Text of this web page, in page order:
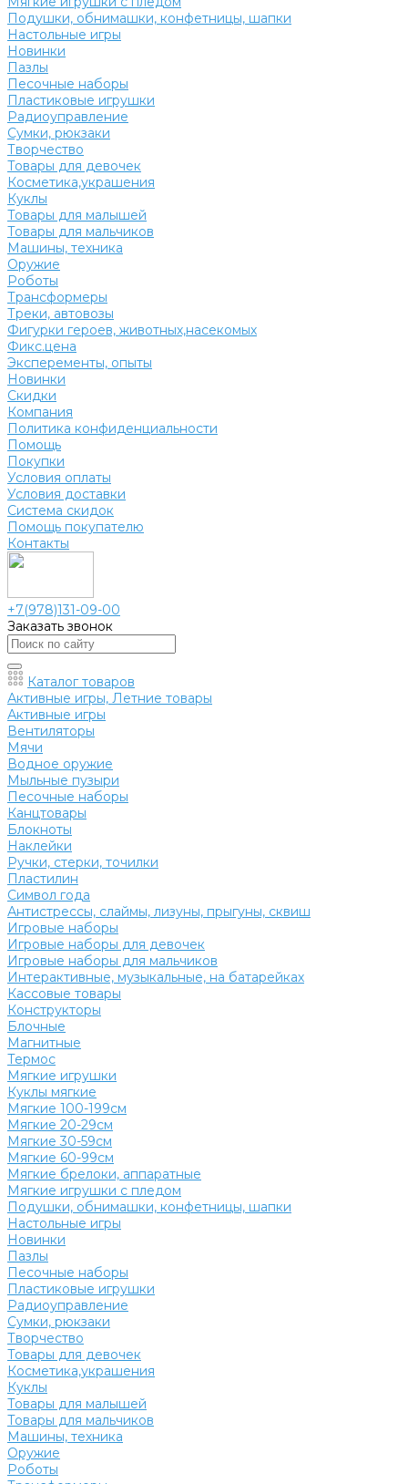
Подушки, обнимашки, конфетницы, шапки
Настольные игры
Новинки
Пазлы
Песочные наборы
Пластиковые игрушки
Радиоуправление
Сумки, рюкзаки
Творчество
Товары для девочек
Косметика,украшения
Куклы
Товары для малышей
Товары для мальчиков
Машины, техника
Оружие
Роботы
Трансформеры
Треки, автовозы
Фигурки героев, животных,насекомых
Фикс.цена
Эксперементы, опыты
Новинки
Скидки
Компания
Политика конфиденциальности
Помощь
Покупки
Условия оплаты
Условия доставки
Система скидок
Помощь покупателю
Контакты
+7(978)131-09-00
Заказать звонок
Каталог товаров
Активные игры, Летние товары
Активные игры
Вентиляторы
Мячи
Водное оружие
Мыльные пузыри
Песочные наборы
Канцтовары
Блокноты
Наклейки
Ручки, стерки, точилки
Пластилин
Символ года
Антистрессы, слаймы, лизуны, прыгуны, сквиш
Игровые наборы
Игровые наборы для девочек
Игровые наборы для мальчиков
Интерактивные, музыкальные, на батарейках
Кассовые товары
Конструкторы
Блочные
Магнитные
Термос
Мягкие игрушки
Куклы мягкие
Мягкие 100-199см
Мягкие 20-29см
Мягкие 30-59см
Мягкие 60-99см
Мягкие брелоки, аппаратные
Мягкие игрушки с пледом
Подушки, обнимашки, конфетницы, шапки
Настольные игры
Новинки
Пазлы
Песочные наборы
Пластиковые игрушки
Радиоуправление
Сумки, рюкзаки
Творчество
Товары для девочек
Косметика,украшения
Куклы
Товары для малышей
Товары для мальчиков
Машины, техника
Оружие
Роботы